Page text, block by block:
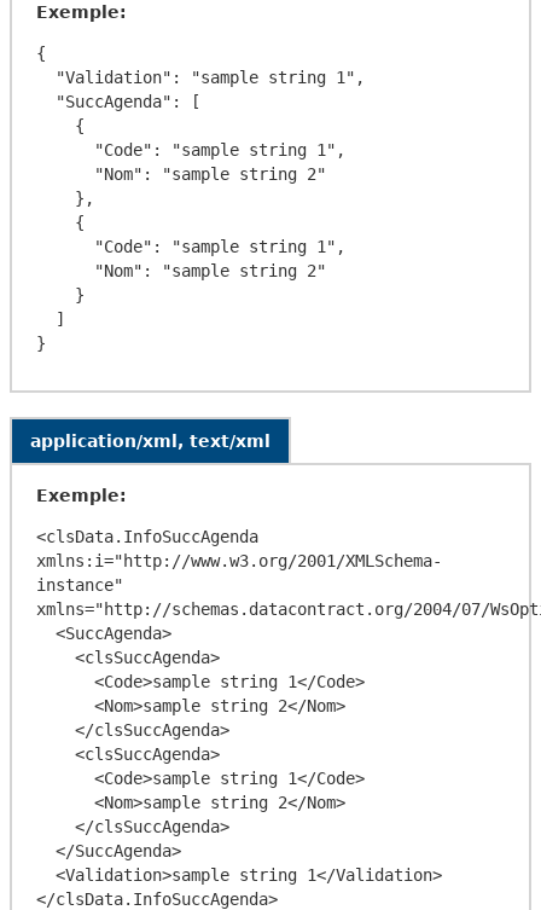
Exemple:
{
application/xml, text/xml
Exemple:
<clsData.InfoSuccAgenda
xmlns:i="http://www.w3.org/2001/XMLSchema-
instance"
xmlns="http://schemas.datacontract.org/2004/07/